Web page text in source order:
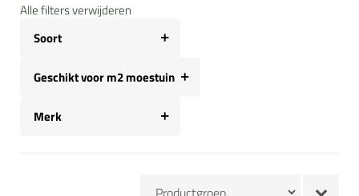
Alle filters verwijderen
Soort
Geschikt voor m2 moestuin
Merk